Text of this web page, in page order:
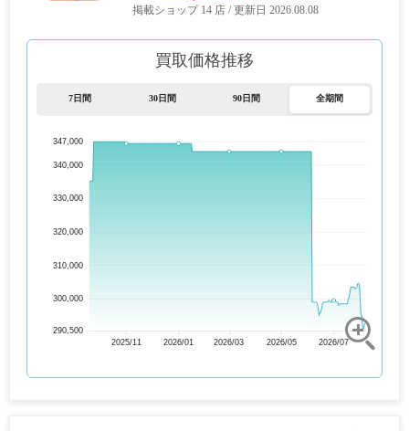
掲載ショップ 14 店 / 更新日 2026.08.08
買取価格推移
7日間 30日間 90日間 全期間
290,500
300,000
310,000
320,000
330,000
340,000
347,000
2025/11 2026/01 2026/03 2026/05 2026/07